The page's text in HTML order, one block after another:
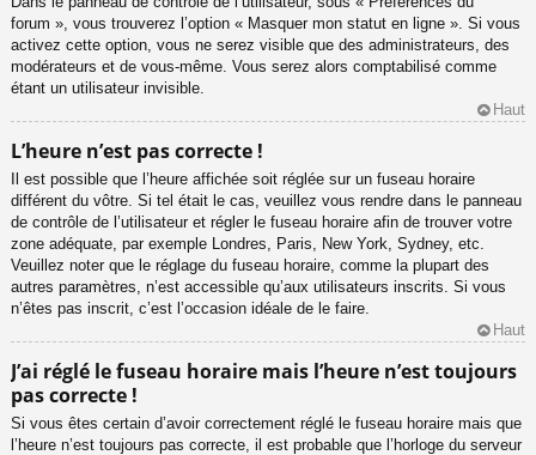
forum », vous trouverez l’option « Masquer mon statut en ligne ». Si vous
activez cette option, vous ne serez visible que des administrateurs, des
modérateurs et de vous-même. Vous serez alors comptabilisé comme
étant un utilisateur invisible.
Haut
L’heure n’est pas correcte !
Il est possible que l’heure affichée soit réglée sur un fuseau horaire
différent du vôtre. Si tel était le cas, veuillez vous rendre dans le panneau
de contrôle de l’utilisateur et régler le fuseau horaire afin de trouver votre
zone adéquate, par exemple Londres, Paris, New York, Sydney, etc.
Veuillez noter que le réglage du fuseau horaire, comme la plupart des
autres paramètres, n’est accessible qu’aux utilisateurs inscrits. Si vous
n’êtes pas inscrit, c’est l’occasion idéale de le faire.
Haut
J’ai réglé le fuseau horaire mais l’heure n’est toujours
pas correcte !
Si vous êtes certain d’avoir correctement réglé le fuseau horaire mais que
l’heure n’est toujours pas correcte, il est probable que l’horloge du serveur